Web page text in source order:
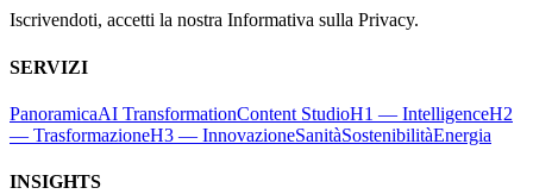
Iscrivendoti, accetti la nostra Informativa sulla Privacy.
SERVIZI
PanoramicaAI TransformationContent StudioH1 — IntelligenceH2
— TrasformazioneH3 — InnovazioneSanitàSostenibilitàEnergia
INSIGHTS